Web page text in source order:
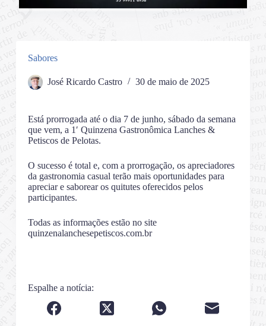
Sabores
José Ricardo Castro 30 de maio de 2025
Está prorrogada até o dia 7 de junho, sábado da semana
que vem, a 1′ Quinzena Gastronômica Lanches &
Petiscos de Pelotas.
O sucesso é total e, com a prorrogação, os apreciadores
da gastronomia casual terão mais oportunidades para
apreciar e saborear os quitutes oferecidos pelos
participantes.
Todas as informações estão no site
quinzenalanchesepetiscos.com.br
Espalhe a notícia: